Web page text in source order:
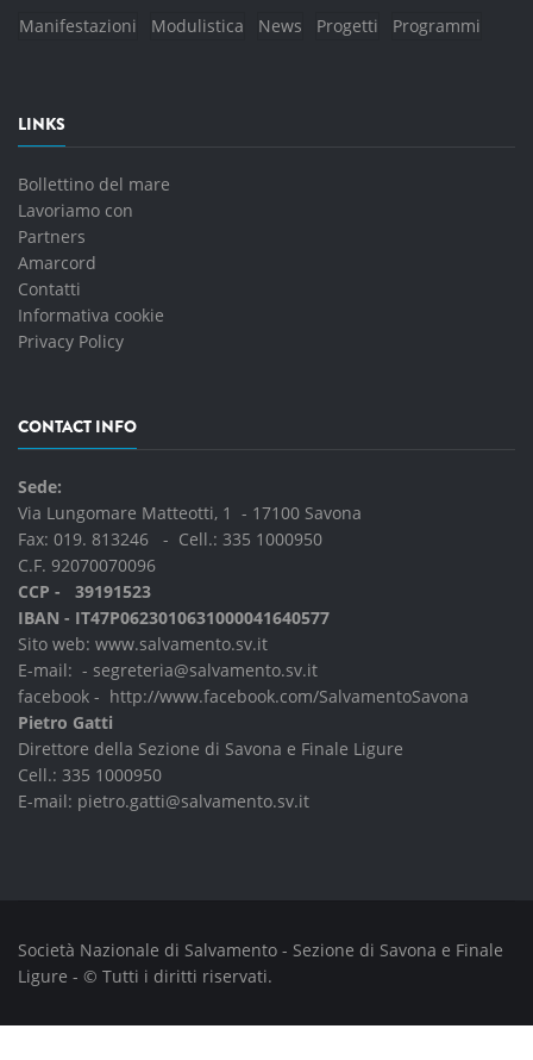
Manifestazioni
Modulistica News Progetti Programmi
LINKS
Bollettino del mare
Lavoriamo con
Partners
Amarcord
Contatti
Informativa cookie
Privacy Policy
CONTACT INFO
Sede:
Via Lungomare Matteotti, 1 - 17100 Savona
Fax: 019. 813246 - Cell.: 335 1000950
C.F. 92070070096
CCP - 39191523
IBAN - IT47P0623010631000041640577
Sito web: www.salvamento.sv.it
E-mail: - segreteria@salvamento.sv.it
facebook - http://www.facebook.com/SalvamentoSavona
Pietro Gatti
Direttore della Sezione di Savona e Finale Ligure
Cell.: 335 1000950
E-mail: pietro.gatti@salvamento.sv.it
Società Nazionale di Salvamento - Sezione di Savona e Finale
Ligure - © Tutti i diritti riservati.